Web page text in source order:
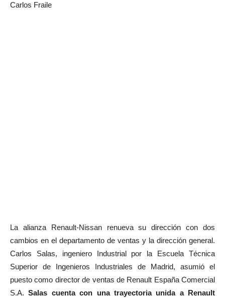
Carlos Fraile
La alianza Renault-Nissan renueva su dirección con dos
cambios en el departamento de ventas y la dirección general.
Carlos Salas, ingeniero Industrial por la Escuela Técnica
Superior de Ingenieros Industriales de Madrid, asumió el
puesto como director de ventas de Renault España Comercial
S.A.Salas cuenta con una trayectoria unida a Renault